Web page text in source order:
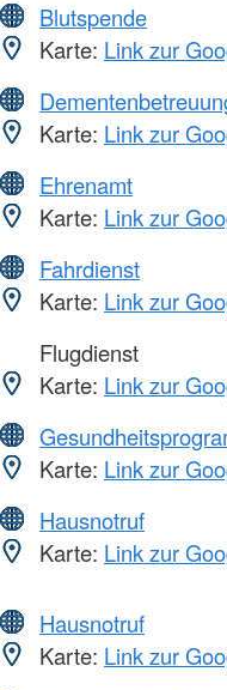
Blutspende
Karte: Link zur
Karte: Link zur
Ehrenamt
Karte: Link zur
Fahrdienst
Karte: Link zur
Flugdienst
Karte: Link zur
Karte: Link zur
Hausnotruf
Karte: Link zur
Hausnotruf
Karte: Link zur